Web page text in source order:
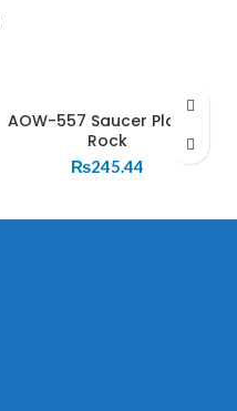
AOW-557 Saucer Plate –
Rock
₨245.44